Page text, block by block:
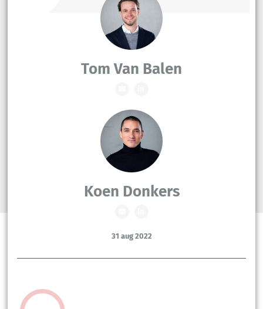
Tom Van Balen
Koen Donkers
31 aug 2022